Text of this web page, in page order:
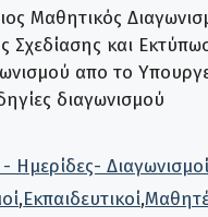
Μαθητικός
Σχεδίασης και
απο το
διαγωνισμού
- Ημερίδες- Διαγωνισμοί
,Εκπαιδευτικοί,